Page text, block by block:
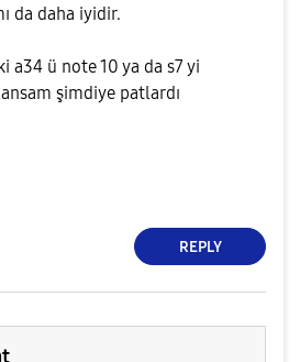
da daha iyidir.
a34 ü note 10 ya da s7 yi
şimdiye patlardı
REPLY